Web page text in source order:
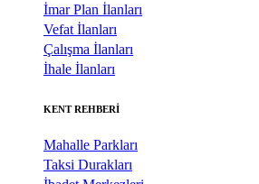
İmar Plan İlanları
Vefat İlanları
Çalışma İlanları
İhale İlanları
KENT REHBERİ
Mahalle Parkları
Taksi Durakları